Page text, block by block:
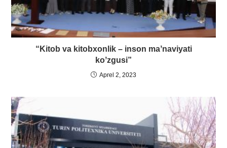
“Kitob va kitobxonlik – inson maʼnaviyati
koʼzgusi”
Aprel 2, 2023